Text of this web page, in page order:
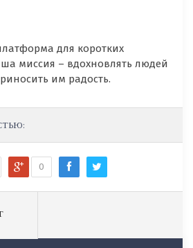
для коротких
миссия – вдохновлять людей
им радость.
0